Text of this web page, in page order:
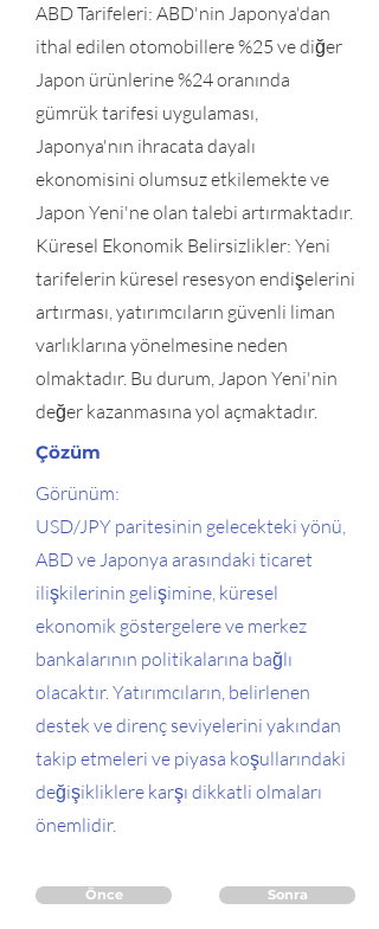
ABD Tarifeleri: ABD'nin Japonya'dan
ithal edilen otomobillere %25 ve diğer
Japon ürünlerine %24 oranında
gümrük tarifesi uygulaması,
Japonya'nın ihracata dayalı
ekonomisini olumsuz etkilemekte ve
Japon Yeni'ne olan talebi artırmaktadır.
Küresel Ekonomik Belirsizlikler: Yeni
tarifelerin küresel resesyon endişelerini
artırması, yatırımcıların güvenli liman
varlıklarına yönelmesine neden
olmaktadır. Bu durum, Japon Yeni'nin
değer kazanmasına yol açmaktadır.
Çözüm
Görünüm:
USD/JPY paritesinin gelecekteki yönü,
ABD ve Japonya arasındaki ticaret
ilişkilerinin gelişimine, küresel
ekonomik göstergelere ve merkez
bankalarının politikalarına bağlı
olacaktır. Yatırımcıların, belirlenen
destek ve direnç seviyelerini yakından
takip etmeleri ve piyasa koşullarındaki
değişikliklere karşı dikkatli olmaları
önemlidir.
Önce Sonra